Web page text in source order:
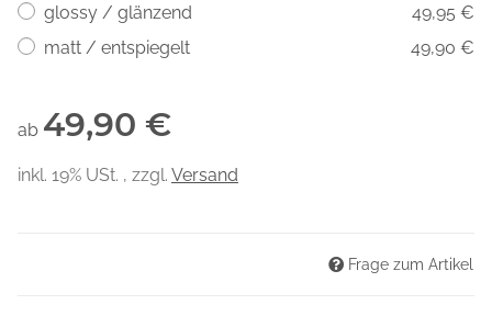
glossy / glänzend
49,95 €
matt / entspiegelt
49,90 €
ab 49,90 €
inkl. 19% USt. , zzgl. Versand
Frage zum Artikel